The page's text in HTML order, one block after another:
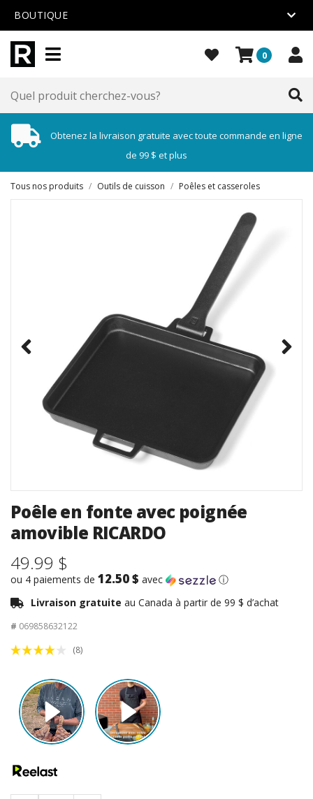
BOUTIQUE
0
Obtenez la livraison gratuite avec toute commande en ligne
de 99 $ et plus
Tous nos produits / Outils de cuisson / Poêles et casseroles
Poêle en fonte avec poignée
amovible RICARDO
49.99 $
ou 4 paiements de 12.50 $ avec
ⓘ
Livraison gratuite au Canada à partir de 99 $ d’achat
# 069858632122
(8)